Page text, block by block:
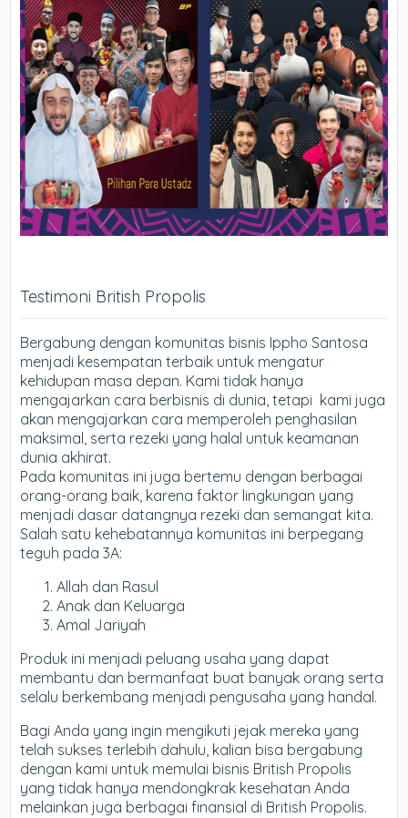
Testimoni British Propolis
Bergabung dengan komunitas bisnis Ippho Santosa
menjadi kesempatan terbaik untuk mengatur
kehidupan masa depan. Kami tidak hanya
mengajarkan cara berbisnis di dunia, tetapi kami juga
akan mengajarkan cara memperoleh penghasilan
maksimal, serta rezeki yang halal untuk keamanan
dunia akhirat.
Pada komunitas ini juga bertemu dengan berbagai
orang-orang baik, karena faktor lingkungan yang
menjadi dasar datangnya rezeki dan semangat kita.
Salah satu kehebatannya komunitas ini berpegang
teguh pada 3A:
Allah dan Rasul
Anak dan Keluarga
Amal Jariyah
Produk ini menjadi peluang usaha yang dapat
membantu dan bermanfaat buat banyak orang serta
selalu berkembang menjadi pengusaha yang handal.
Bagi Anda yang ingin mengikuti jejak mereka yang
telah sukses terlebih dahulu, kalian bisa bergabung
dengan kami untuk memulai bisnis British Propolis
yang tidak hanya mendongkrak kesehatan Anda
melainkan juga berbagai finansial di British Propolis.